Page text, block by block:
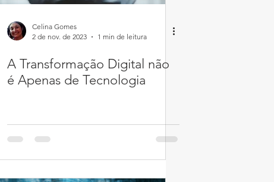
Celina Gomes
2 de nov. de 2023
1 min de leitura
A Transformação Digital não
é Apenas de Tecnologia